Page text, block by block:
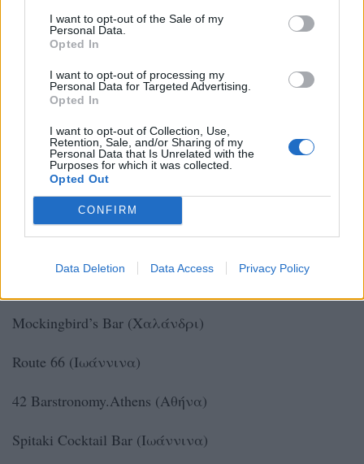
I want to opt-out of the Sale of my
Personal Data.
Opted In
I want to opt-out of processing my
Personal Data for Targeted Advertising.
Opted In
I want to opt-out of Collection, Use,
Retention, Sale, and/or Sharing of my
Personal Data that Is Unrelated with the
Purposes for which it was collected.
Opted Out
CONFIRM
Data Deletion Data Access Privacy Policy
και 1 shaker
Abbey Kitchen Bar (Πάτρα)
Artisanal Lounge & Gardens (Κηφισιά)
9Bήτα Home Bar (Χαλάνδρι)
Grappa Vino & Aperitivo (Βόλος)
Hide & Seek (Χαλάνδρι)
Mockingbird’s Βar (Χαλάνδρι)
Route 66 (Ιωάννινα)
42 Barstronomy.Athens (Αθήνα)
Spitaki Cocktail Bar (Ιωάννινα)